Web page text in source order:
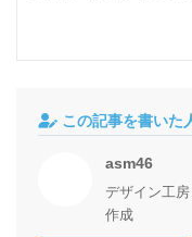
この記事を書いた
asm46
デザイン工
作成